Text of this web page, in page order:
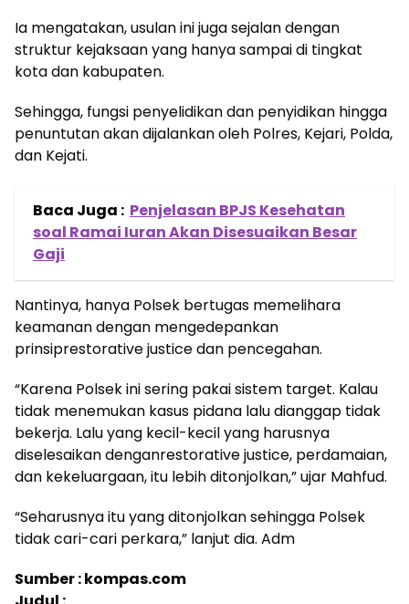
Ia mengatakan, usulan ini juga sejalan dengan
struktur kejaksaan yang hanya sampai di tingkat
kota dan kabupaten.
Sehingga, fungsi penyelidikan dan penyidikan hingga
penuntutan akan dijalankan oleh Polres, Kejari, Polda,
dan Kejati.
Baca Juga : Penjelasan BPJS Kesehatan
soal Ramai Iuran Akan Disesuaikan Besar
Gaji
Nantinya, hanya Polsek bertugas memelihara
keamanan dengan mengedepankan
prinsiprestorative justice dan pencegahan.
“Karena Polsek ini sering pakai sistem target. Kalau
tidak menemukan kasus pidana lalu dianggap tidak
bekerja. Lalu yang kecil-kecil yang harusnya
diselesaikan denganrestorative justice, perdamaian,
dan kekeluargaan, itu lebih ditonjolkan,” ujar Mahfud.
“Seharusnya itu yang ditonjolkan sehingga Polsek
tidak cari-cari perkara,” lanjut dia. Adm
Sumber : kompas.com